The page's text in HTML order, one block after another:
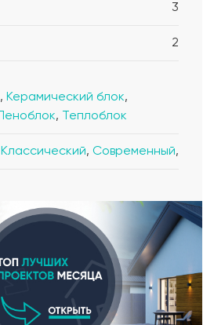
3
2
, Керамический блок,
Пеноблок, Теплоблок
Классический, Современный,